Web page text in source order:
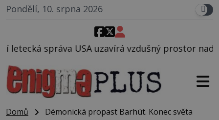
Pondělí, 10. srpna 2026
vzdušný prostor nad Oblastí 51, mohlo to
Domů
Démonická propast Barhút. Konec světa